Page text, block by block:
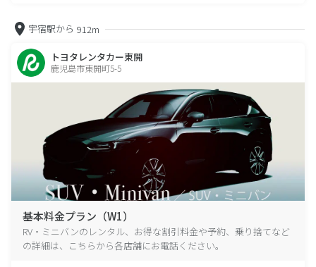
宇宿駅から 912m
トヨタレンタカー東開
鹿児島市東開町5-5
基本料金プラン（W1）
RV・ミニバンのレンタル、お得な割引料金や予約、乗り捨てなど
の詳細は、こちらから各店舗にお電話ください。